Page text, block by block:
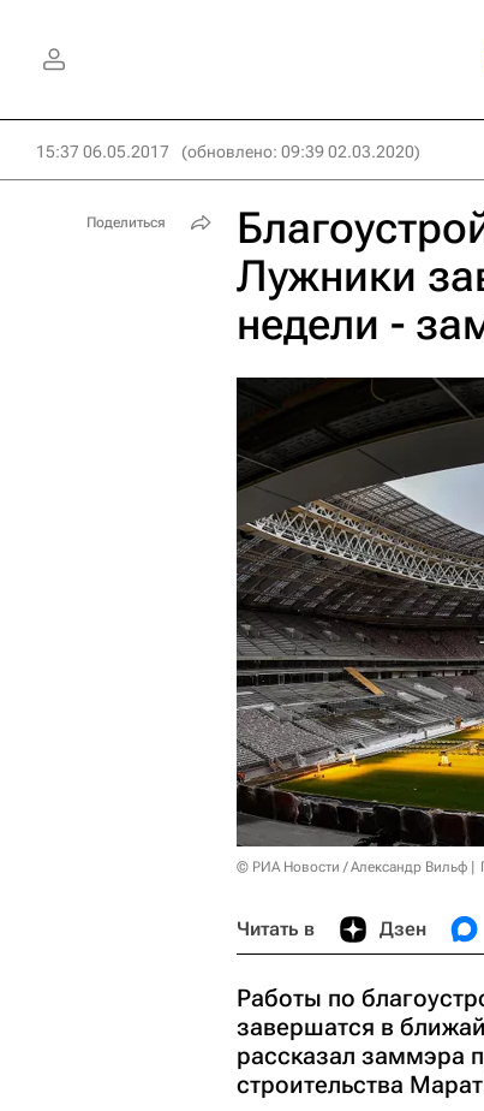
15:37 06.05.2017 (обновлено: 09:39 02.03.2020)
Лужники
недели -
© РИА Новости / Александр Вильф
Читать в Дзен
Работы по
завершатся в
рассказал заммэра
строительства
Поделиться